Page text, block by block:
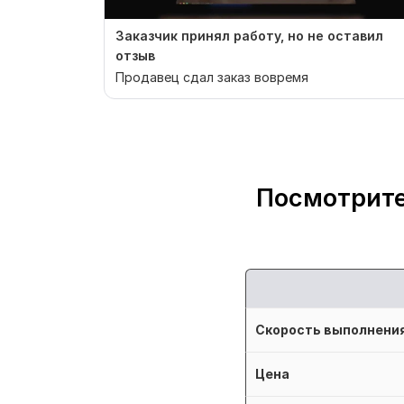
Заказчик принял работу, но не оставил
отзыв
Продавец сдал заказ вовремя
Скорость
Цена